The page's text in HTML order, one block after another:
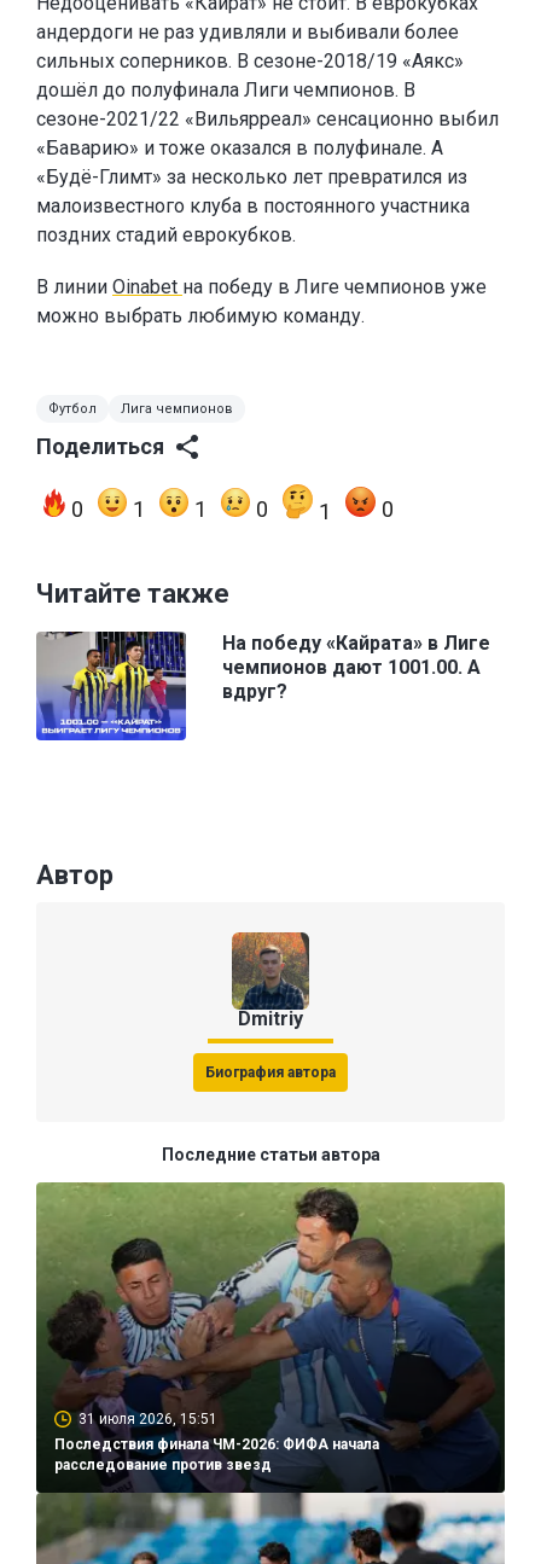
андердоги не раз удивляли и выбивали более
сильных соперников. В сезоне-2018/19 «Аякс»
дошёл до полуфинала Лиги чемпионов. В
сезоне-2021/22 «Вильярреал» сенсационно выбил
«Баварию» и тоже оказался в полуфинале. А
«Будё-Глимт» за несколько лет превратился из
малоизвестного клуба в постоянного участника
поздних стадий еврокубков.
В линии Oinabet на победу в Лиге чемпионов уже
можно выбрать любимую команду.
Футбол Лига чемпионов
Поделиться
0 1 1 0 1 0
Читайте также
На победу «Кайрата» в Лиге
чемпионов дают 1001.00. А
вдруг?
Автор
Dmitriy
Биография автора
Последние статьи автора
31 июля 2026, 15:51
Последствия финала ЧМ-2026: ФИФА начала
расследование против звезд